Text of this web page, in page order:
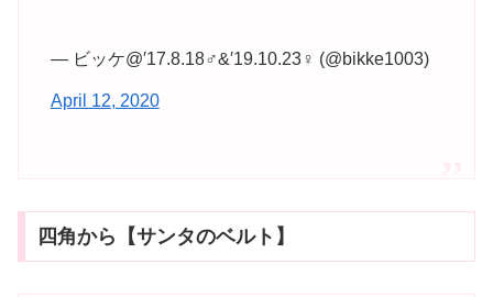
— ビッケ@′17.8.18♂&′19.10.23♀ (@bikke1003)
April 12, 2020
四角から【サンタのベルト】